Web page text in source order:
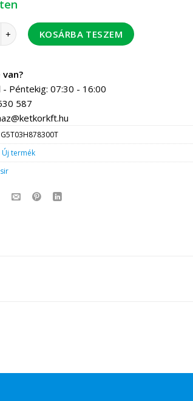
szűkített toldó 50-40 10 db / doboz mennyiség
KOSÁRBA TESZEM
van?
Péntekig: 07:30 - 16:00
587
G5T03H878300T
Új termék